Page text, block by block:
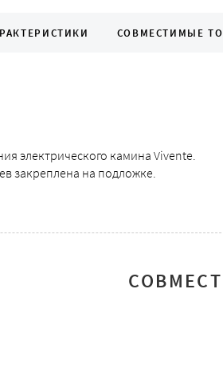
СОВМЕСТИМЫЕ
электрического камина Vivente.
закреплена на подложке.